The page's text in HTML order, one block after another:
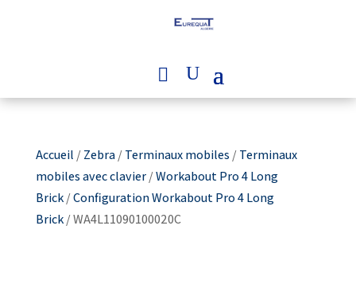
Accueil /Zebra/Terminaux mobiles /Terminaux
mobiles avec clavier/Workabout Pro 4 Long
Brick/Configuration Workabout Pro 4 Long
Brick/ WA4L11090100020C